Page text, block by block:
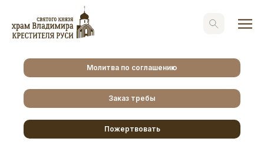
Молитва по соглашению
Заказ требы
Пожертвовать